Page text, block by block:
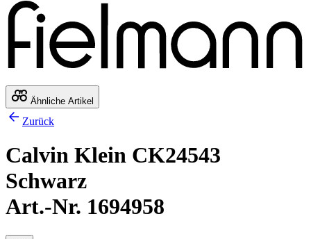
Ähnliche Artikel
Zurück
Calvin Klein CK24543
Schwarz
Art.-Nr. 1694958